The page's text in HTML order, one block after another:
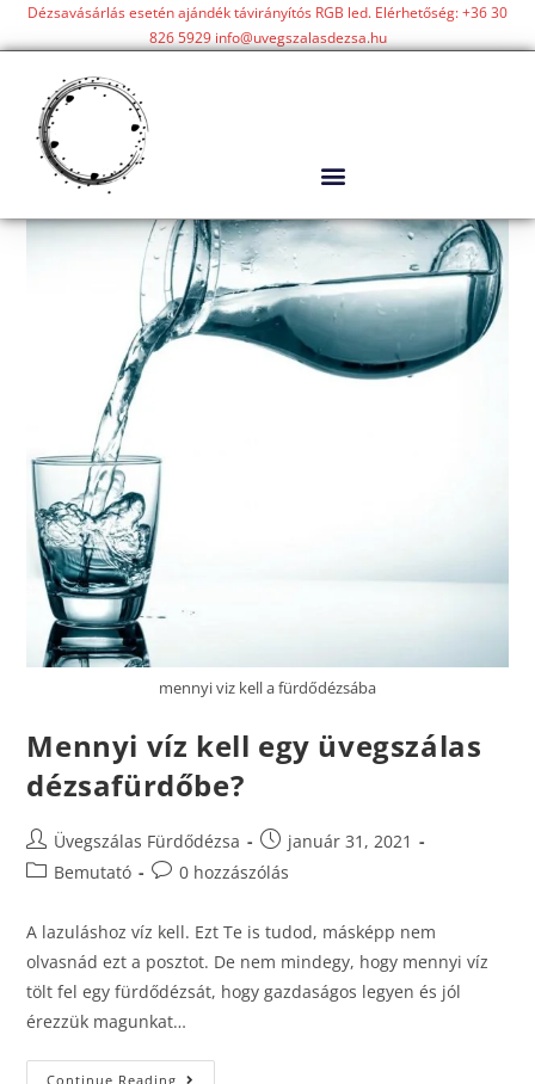
Dézsavásárlás esetén ajándék távirányítós RGB led. Elérhetőség: +36 30
826 5929 info@uvegszalasdezsa.hu
mennyi viz kell a fürdődézsába
Mennyi víz kell egy üvegszálas
dézsafürdőbe?
Üvegszálas Fürdődézsa
január 31, 2021
Bemutató
0 hozzászólás
A lazuláshoz víz kell. Ezt Te is tudod, másképp nem
olvasnád ezt a posztot. De nem mindegy, hogy mennyi víz
tölt fel egy fürdődézsát, hogy gazdaságos legyen és jól
érezzük magunkat…
Continue Reading